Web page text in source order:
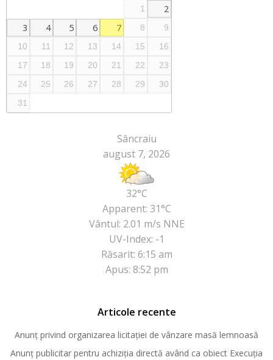
1
2
3
4 5 6 7 8
9
10
11 12 13 14 15
16
17
18 19 20 21 22
23
24
25 26 27 28 29
30
31
Sâncraiu
august 7, 2026
32°C
Apparent: 31°C
Vântul: 2.01 m/s NNE
UV-Index: -1
Răsarit: 6:15 am
Apus: 8:52 pm
Articole recente
Anunț privind organizarea licitației de vânzare masă lemnoasă
Anunț publicitar pentru achiziția directă având ca obiect Execuția